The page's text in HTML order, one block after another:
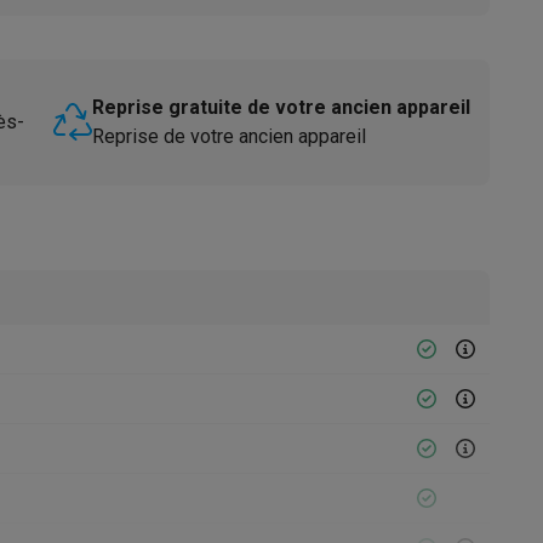
Reprise gratuite de votre ancien appareil
Reprise de votre ancien appareil